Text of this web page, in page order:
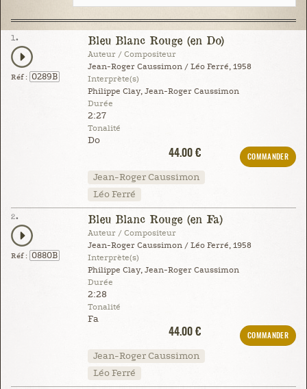
1.
Réf : 0289B
Bleu Blanc Rouge (en Do)
Auteur / Compositeur
Jean-Roger Caussimon / Léo Ferré, 1958
Interprète(s)
Philippe Clay, Jean-Roger Caussimon
Durée
2:27
Tonalité
Do
44.00 €
COMMANDER
Jean-Roger Caussimon
Léo Ferré
2.
Réf : 0880B
Bleu Blanc Rouge (en Fa)
Auteur / Compositeur
Jean-Roger Caussimon / Léo Ferré, 1958
Interprète(s)
Philippe Clay, Jean-Roger Caussimon
Durée
2:28
Tonalité
Fa
44.00 €
COMMANDER
Jean-Roger Caussimon
Léo Ferré